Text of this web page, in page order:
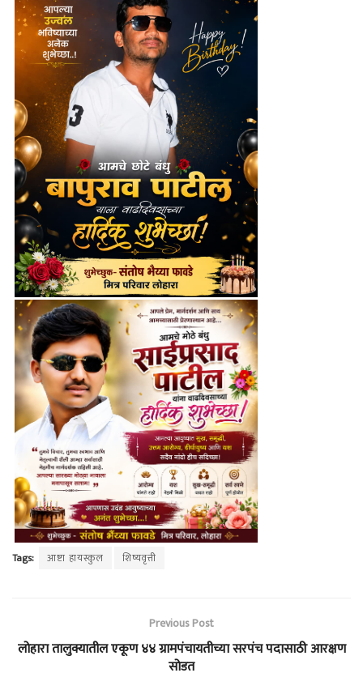
Tags: आष्टा हायस्कुल शिष्यवृत्ती
Previous Post
लोहारा तालुक्यातील एकूण ४४ ग्रामपंचायतीच्या सरपंच पदासाठी आरक्षण
सोडत